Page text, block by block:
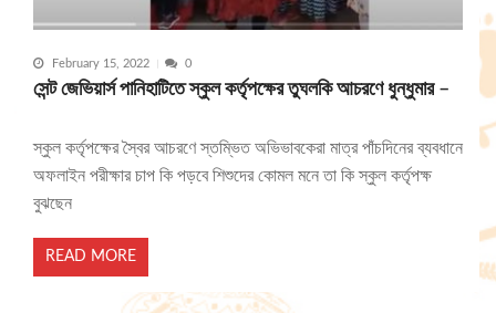
February 15, 2022 0
সেন্ট জেভিয়ার্স পানিহাটিতে স্কুল কর্তৃপক্ষের তুঘলকি আচরণে ধুন্ধুমার –
স্কুল কর্তৃপক্ষের স্বৈর আচরণে স্তম্ভিত অভিভাবকেরা মাত্র পাঁচদিনের ব্যবধানে
অফলাইন পরীক্ষার চাপ কি পড়বে শিশুদের কোমল মনে তা কি স্কুল কর্তৃপক্ষ
বুঝছেন
READ MORE